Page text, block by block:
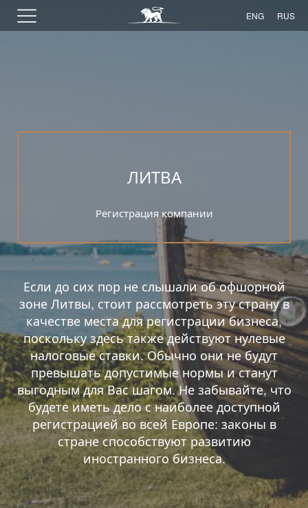
ENG RUS
ЛИТВА
Регистрация компании
Если до сих пор не слышали об офшорной
зоне Литвы, стоит рассмотреть эту страну в
качестве места для регистрации бизнеса,
поскольку здесь также действуют нулевые
налоговые ставки. Обычно они не будут
превышать допустимые нормы и станут
выгодным для Вас шагом. Не забывайте, что
будете иметь дело с наиболее доступной
регистрацией во всей Европе: законы в
стране способствуют развитию
иностранного бизнеса.